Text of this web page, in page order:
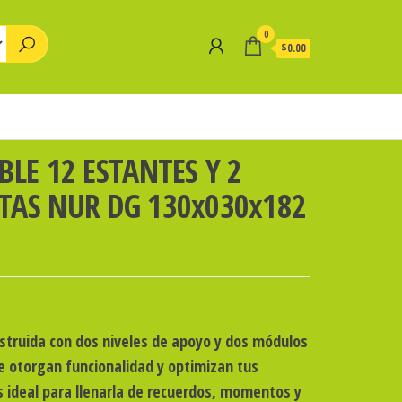
0
$0.00
12 ESTANTES Y 2
NUR DG 130x030x182
con dos niveles de apoyo y dos módulos
otorgan funcionalidad y optimizan tus
para llenarla de recuerdos, momentos y